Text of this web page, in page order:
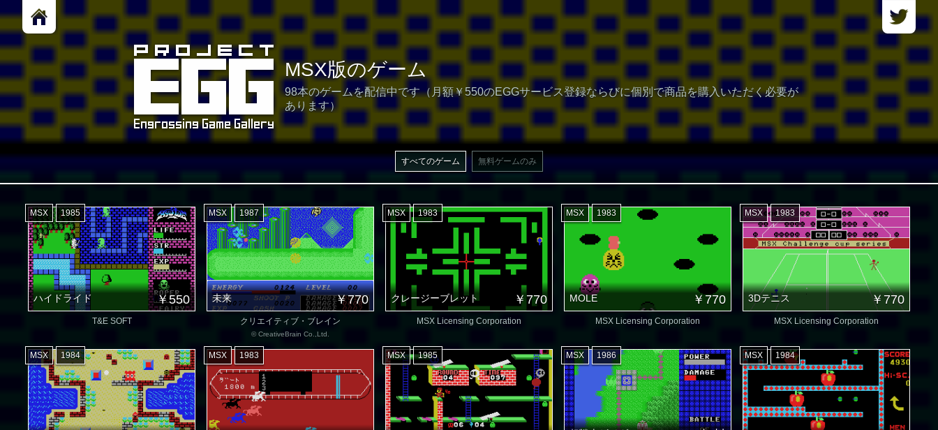
MSX版のゲーム
98本のゲームを配信中です（月額￥550のEGGサービス登録ならびに個別で商品を購入いただく必要が
あります）
すべてのゲーム 無料ゲームのみ
ハイドライド ￥550
MSX 1985
T&E SOFT
未来 ￥770
MSX 1987
クリエイティブ・ブレイン
© CreativeBrain Co.,Ltd.
クレージーブレット ￥770
MSX 1983
MSX Licensing Corporation
MOLE ￥770
MSX 1983
MSX Licensing Corporation
3Dテニス ￥770
MSX 1983
MSX Licensing Corporation
MSX 1984 MSX 1983 MSX 1985 MSX 1986 MSX 1984